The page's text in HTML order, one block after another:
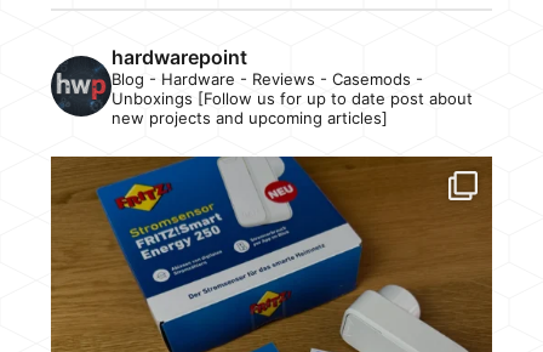
hardwarepoint
Blog - Hardware - Reviews - Casemods -
Unboxings [Follow us for up to date post about
new projects and upcoming articles]